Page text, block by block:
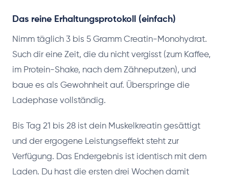
Das reine Erhaltungsprotokoll (einfach)
Nimm täglich 3 bis 5 Gramm Creatin-Monohydrat.
Such dir eine Zeit, die du nicht vergisst (zum Kaffee,
im Protein-Shake, nach dem Zähneputzen), und
baue es als Gewohnheit auf. Überspringe die
Ladephase vollständig.
Bis Tag 21 bis 28 ist dein Muskelkreatin gesättigt
und der ergogene Leistungseffekt steht zur
Verfügung. Das Endergebnis ist identisch mit dem
Laden. Du hast die ersten drei Wochen damit